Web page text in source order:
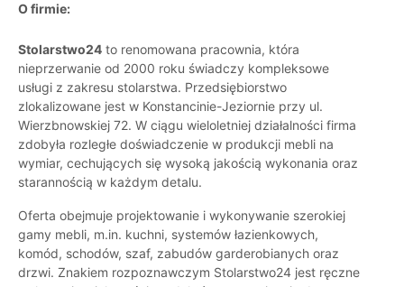
O firmie:
Stolarstwo24 to renomowana pracownia, która
nieprzerwanie od 2000 roku świadczy kompleksowe
usługi z zakresu stolarstwa. Przedsiębiorstwo
zlokalizowane jest w Konstancinie-Jeziornie przy ul.
Wierzbnowskiej 72. W ciągu wieloletniej działalności firma
zdobyła rozległe doświadczenie w produkcji mebli na
wymiar, cechujących się wysoką jakością wykonania oraz
starannością w każdym detalu.
Oferta obejmuje projektowanie i wykonywanie szerokiej
gamy mebli, m.in. kuchni, systemów łazienkowych,
komód, schodów, szaf, zabudów garderobianych oraz
drzwi. Znakiem rozpoznawczym Stolarstwo24 jest ręczne